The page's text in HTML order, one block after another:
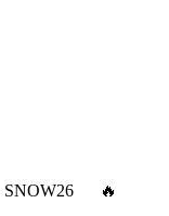
SNOW26 🔥